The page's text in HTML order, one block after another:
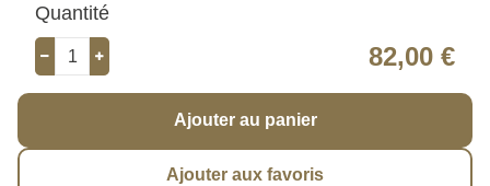
Quantité
82,00 €
Ajouter au panier
Ajouter aux favoris